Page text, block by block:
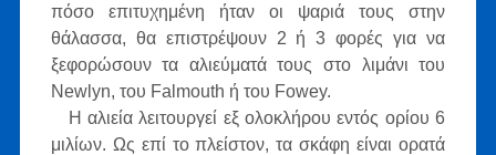
πόσο επιτυχημένη ήταν οι ψαριά τους στην
θάλασσα, θα επιστρέψουν 2 ή 3 φορές για να
ξεφορώσουν τα αλιεύματά τους στο λιμάνι του
Newlyn, του Falmouth ή του Fowey.
Η αλιεία λειτουργεί εξ ολοκλήρου εντός ορίου 6
μιλίων. Ως επί το πλείστον, τα σκάφη είναι ορατά